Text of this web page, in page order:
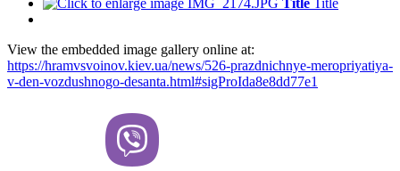
Title Title
View the embedded image gallery online at:
https://hramvsvoinov.kiev.ua/news/526-prazdnichnye-meropriyatiya-
v-den-vozdushnogo-desanta.html#sigProIda8e8dd77e1